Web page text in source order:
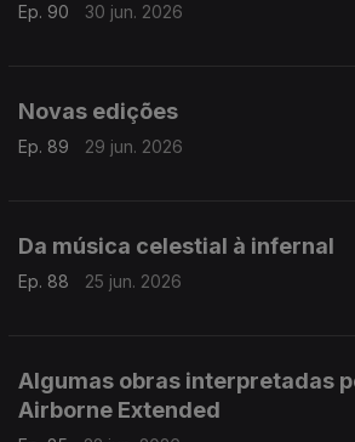
Ep. 90 30 jun. 2026
Novas edições
Ep. 89 29 jun. 2026
Da música celestial à infernal
Ep. 88 25 jun. 2026
Algumas obras interpretadas
Airborne Extended